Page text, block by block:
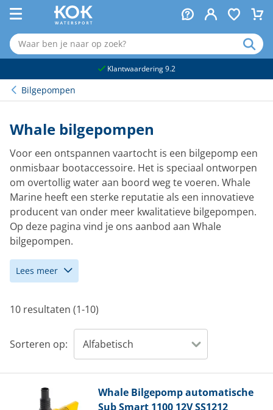
Klantwaardering 9.2
Bilgepompen
Whale bilgepompen
Voor een ontspannen vaartocht is een bilgepomp een
onmisbaar bootaccessoire. Het is speciaal ontworpen
om overtollig water aan boord weg te voeren. Whale
Marine heeft een sterke reputatie als een innovatieve
producent van onder meer kwalitatieve bilgepompen.
Op deze pagina vind je ons aanbod aan Whale
bilgepompen.
Lees meer
10 resultaten (1-10)
Sorteren op:
Whale Bilgepomp automatische
Sub Smart 1100 12V SS1212